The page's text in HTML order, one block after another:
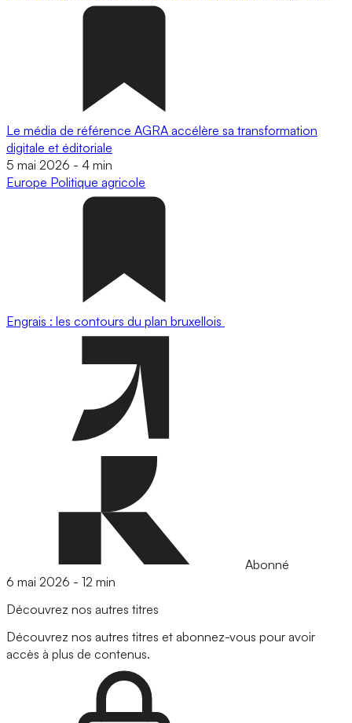
Le média de référence AGRA accélère sa transformation
digitale et éditoriale
5 mai 2026 - 4 min
Europe Politique agricole
Engrais : les contours du plan bruxellois
Abonné
6 mai 2026 - 12 min
Découvrez nos autres titres
Découvrez nos autres titres et abonnez-vous pour avoir
accès à plus de contenus.